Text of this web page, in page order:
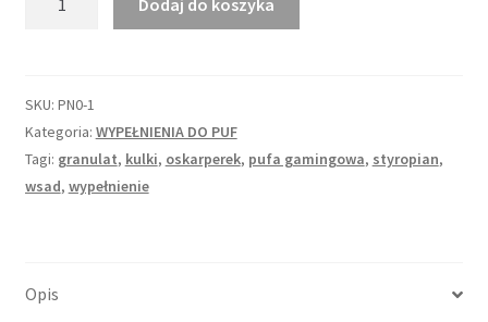
GAMEBAGOS
SKU: PN0-1
Kategoria: WYPEŁNIENIA DO PUF
Tagi: granulat, kulki, oskarperek, pufa gamingowa, styropian,
wsad, wypełnienie
Opis